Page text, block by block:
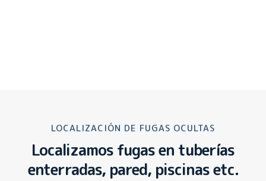
LOCALIZACIÓN DE FUGAS OCULTAS
Localizamos fugas en tuberías
enterradas, pared, piscinas etc.